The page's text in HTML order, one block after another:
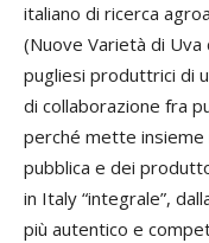
italiano di ricerca
(Nuove Varietà di
pugliesi produttrici di
di collaborazione fra
perché mette
pubblica e dei
in Italy “integrale”,
più autentico e